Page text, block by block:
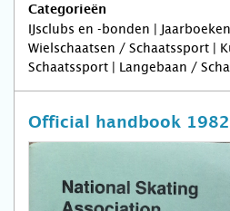
Categorieën
IJsclubs en -bonden |
Wielschaatsen / Schaatssport |
Schaatssport | Langebaan /
Official handbook